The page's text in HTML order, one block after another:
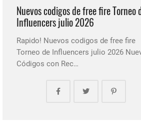
Nuevos codigos de free fire Torneo
Influencers julio 2026
Rapido! Nuevos codigos de free fire
Torneo de Influencers julio 2026
Códigos con Rec…